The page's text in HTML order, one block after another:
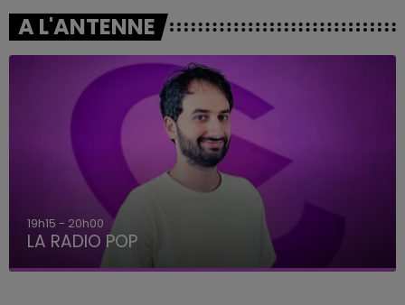
A L'ANTENNE
19h15 - 20h00
LA RADIO POP